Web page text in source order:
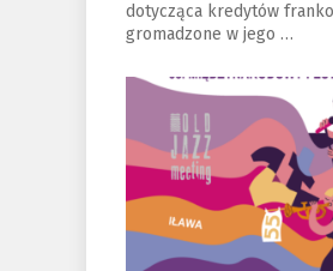
dotycząca kredytów
gromadzone w jego …
a